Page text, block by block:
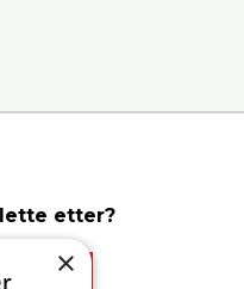
etter?
×